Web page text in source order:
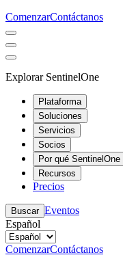
ComenzarContáctanos
Explorar SentinelOne
Plataforma
Soluciones
Servicios
Socios
Por qué SentinelOne
Recursos
Precios
Buscar Eventos
Español
ComenzarContáctanos